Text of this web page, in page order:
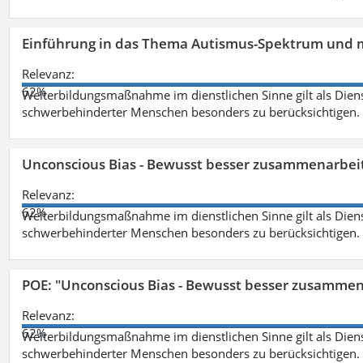
Einführung in das Thema Autismus-Spektrum
Relevanz:
62%
Weiterbildungsmaßnahme im dienstlichen Sinne gilt als
schwerbehinderter Menschen besonders zu berücksichtigen.
Unconscious Bias - Bewusst besser
Relevanz:
62%
Weiterbildungsmaßnahme im dienstlichen Sinne gilt als
schwerbehinderter Menschen besonders zu berücksichtigen.
POE: "Unconscious Bias - Bewusst besser
Relevanz:
62%
Weiterbildungsmaßnahme im dienstlichen Sinne gilt als
schwerbehinderter Menschen besonders zu berücksichtigen.